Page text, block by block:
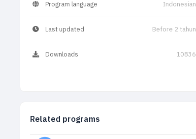
Program language Indonesian
Last updated Before 2 tahun
Downloads 10836
Related programs